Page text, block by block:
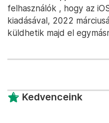
felhasználók , hogy az
kiadásával, 2022
küldhetik majd el
Kedvenceink